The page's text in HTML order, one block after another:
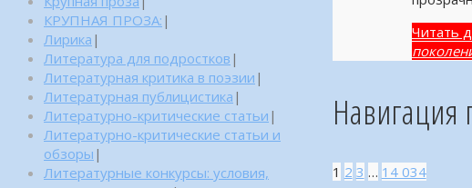
Читать
Навигация
1 2 3 … 14 034
КРУПНАЯ ПРОЗА: |
Лирика |
Литература для подростков |
Литературная критика в поэзии |
Литературная публицистика |
Литературно-критические статьи |
Литературно-критические статьи и
обзоры |
Литературные конкурсы: условия,